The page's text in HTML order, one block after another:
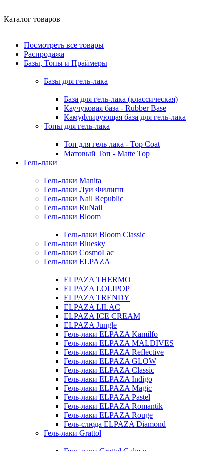
Каталог товаров
Посмотреть все товары
Распродажа
Базы, Топы и Праймеры
Базы для гель-лака
База для гель-лака (классическая)
Каучуковая база - Rubber Base
Камуфлирующая база для гель-лака
Топы для гель-лака
Топ для гель лака - Top Coat
Матовый Топ - Matte Top
Гель-лаки
Гель-лаки Manita
Гель-лаки Луи Филипп
Гель-лаки Nail Republic
Гель-лаки RuNail
Гель-лаки Bloom
Гель-лаки Bloom Classic
Гель-лаки Bluesky
Гель-лаки CosmoLac
Гель-лаки ELPAZA
ELPAZA THERMO
ELPAZA LOLIPOP
ELPAZA TRENDY
ELPAZA LILAC
ELPAZA IСE CREAM
ELPAZA Jungle
Гель-лаки ELPAZA Kamilfo
Гель-лаки ELPAZA MALDIVES
Гель-лаки ELPAZA Reflective
Гель-лаки ELPAZA GLOW
Гель-лаки ELPAZA Classic
Гель-лаки ELPAZA Indigo
Гель-лаки ELPAZA Magic
Гель-лаки ELPAZA Pastel
Гель-лаки ELPAZA Romantik
Гель-лаки ELPAZA Rouge
Гель-слюда ELPAZA Diamond
Гель-лаки Grattol